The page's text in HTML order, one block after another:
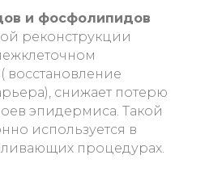
и фосфолипидов
реконструкции
восстановление
снижает потерю
эпидермиса. Такой
используется в
процедурах.